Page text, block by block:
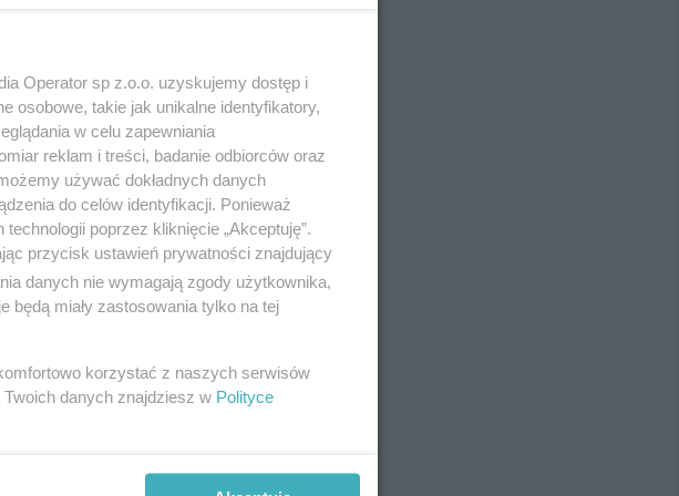
REKLAMA
Operator sp z.o.o. uzyskujemy dostęp i
osobowe, takie jak unikalne identyfikatory,
w celu zapewniania
reklam i treści, badanie odbiorców oraz
używać dokładnych danych
do celów identyfikacji. Ponieważ
poprzez kliknięcie „Akceptuję”.
przycisk ustawień prywatności znajdujący
danych nie wymagają zgody użytkownika,
będą miały zastosowania tylko na tej
korzystać z naszych serwisów
danych znajdziesz w Polityce